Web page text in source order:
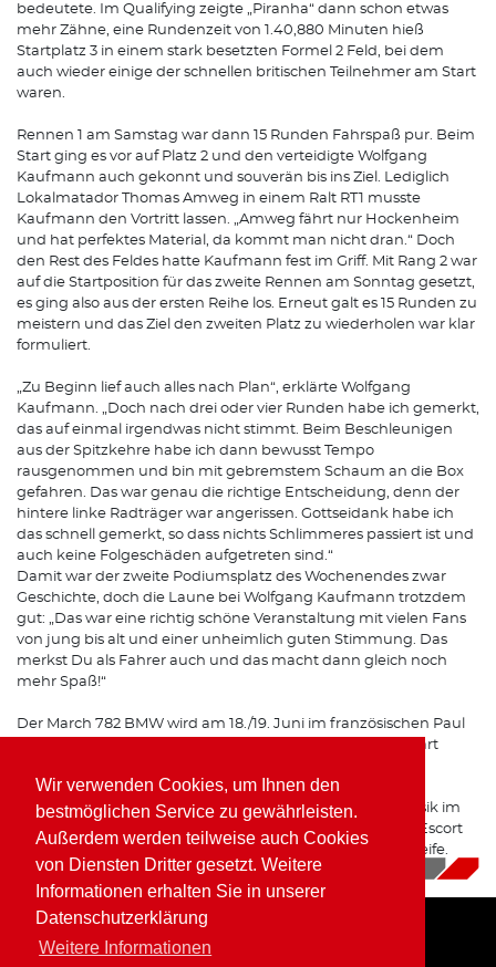
Wir verwenden Cookies, um Ihnen den
bestmöglichen Service zu gewährleisten.
Außerdem werden teilweise auch Cookies
von Diensten Dritter gesetzt. Weitere
Informationen erhalten Sie in unserer
Datenschutzerklärung
Weitere Informationen
bedeutete. Im Qualifying zeigte „Piranha“ dann schon etwas
mehr Zähne, eine Rundenzeit von 1.40,880 Minuten hieß
Startplatz 3 in einem stark besetzten Formel 2 Feld, bei dem
auch wieder einige der schnellen britischen Teilnehmer am Start
waren.
Rennen 1 am Samstag war dann 15 Runden Fahrspaß pur. Beim
Start ging es vor auf Platz 2 und den verteidigte Wolfgang
Kaufmann auch gekonnt und souverän bis ins Ziel. Lediglich
Lokalmatador Thomas Amweg in einem Ralt RT1 musste
Kaufmann den Vortritt lassen. „Amweg fährt nur Hockenheim
und hat perfektes Material, da kommt man nicht dran.“ Doch
den Rest des Feldes hatte Kaufmann fest im Griff. Mit Rang 2 war
auf die Startposition für das zweite Rennen am Sonntag gesetzt,
es ging also aus der ersten Reihe los. Erneut galt es 15 Runden zu
meistern und das Ziel den zweiten Platz zu wiederholen war klar
formuliert.
„Zu Beginn lief auch alles nach Plan“, erklärte Wolfgang
Kaufmann. „Doch nach drei oder vier Runden habe ich gemerkt,
das auf einmal irgendwas nicht stimmt. Beim Beschleunigen
aus der Spitzkehre habe ich dann bewusst Tempo
rausgenommen und bin mit gebremstem Schaum an die Box
gefahren. Das war genau die richtige Entscheidung, denn der
hintere linke Radträger war angerissen. Gottseidank habe ich
das schnell gemerkt, so dass nichts Schlimmeres passiert ist und
auch keine Folgeschäden aufgetreten sind.“
Damit war der zweite Podiumsplatz des Wochenendes zwar
Geschichte, doch die Laune bei Wolfgang Kaufmann trotzdem
gut: „Das war eine richtig schöne Veranstaltung mit vielen Fans
von jung bis alt und einer unheimlich guten Stimmung. Das
merkst Du als Fahrer auch und das macht dann gleich noch
mehr Spaß!“
Der March 782 BMW wird am 18./19. Juni im französischen Paul
Ricard beim Historic GP von Frankreich wieder an den Start
Davor stehen für Wolfgang Kaufmann noch die 24h Klassik im
Rahmen der 24h Nürburgring an, dann mit einem Ford Escort
RS 2000 auf der Kombination aus GP-Kurs und Nordschleife.
17.05.2022
Home Impressum